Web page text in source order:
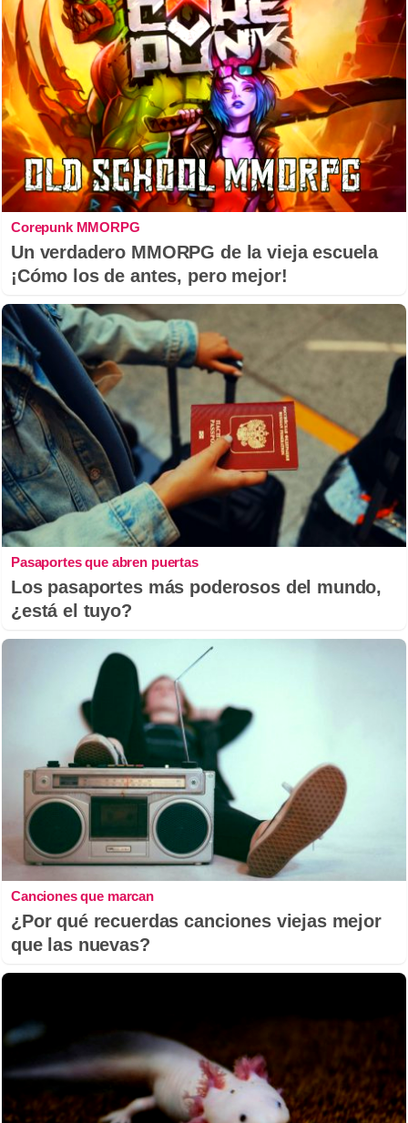
Corepunk MMORPG
Un verdadero MMORPG de la vieja escuela
¡Cómo los de antes, pero mejor!
Pasaportes que abren puertas
Los pasaportes más poderosos del mundo,
¿está el tuyo?
Canciones que marcan
¿Por qué recuerdas canciones viejas mejor
que las nuevas?